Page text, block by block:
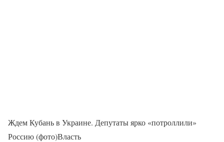
Ждем Кубань в Украине. Депутаты ярко «потроллили»
Россию (фото)Власть